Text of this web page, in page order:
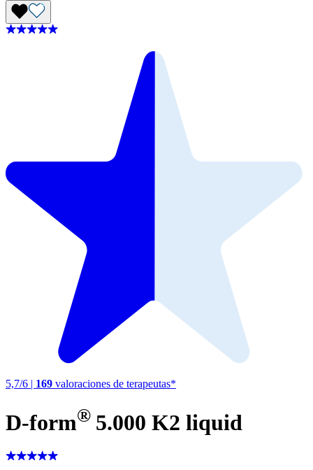
5,7/6 | 169 valoraciones de terapeutas*
D-form® 5.000 K2 liquid